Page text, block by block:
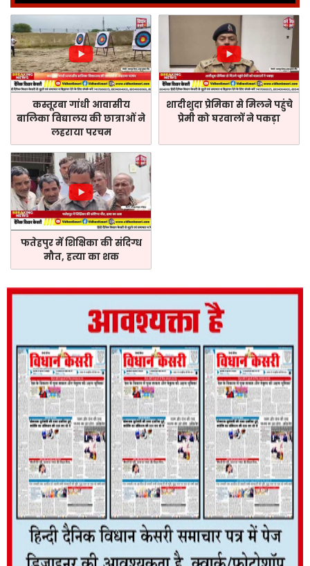
कस्तूरबा गांधी आवासीय
बालिका विद्यालय की छात्राओं ने
लहराया परचम
शादीशुदा प्रेमिका से मिलने पहुंचे
प्रेमी को घरवालों ने पकड़ा
फतेहपुर में शिक्षिका की संदिग्ध
मौत, हत्या का शक